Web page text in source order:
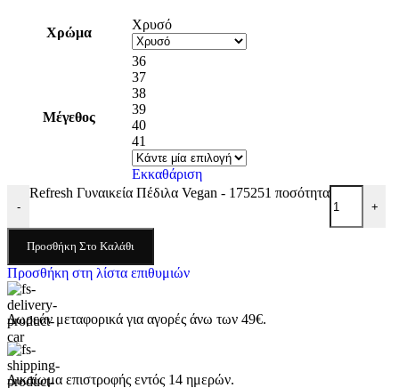
Χρώμα
Χρυσό
Μέγεθος
36
37
38
39
40
41
Εκκαθάριση
-
Refresh Γυναικεία Πέδιλα Vegan - 175251 ποσότητα
+
Προσθήκη Στο Καλάθι
Προσθήκη στη λίστα επιθυμιών
Δωρεάν μεταφορικά για αγορές άνω των 49€.
Δικαίωμα επιστροφής εντός 14 ημερών.